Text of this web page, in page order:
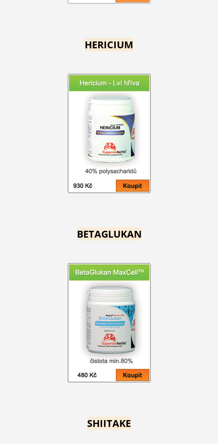
HERICIUM
BETAGLUKAN
SHIITAKE